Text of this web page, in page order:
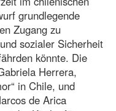
grundlegende
Zugang zu
sozialer Sicherheit
könnte. Die
Herrera,
in Chile, und
de Arica